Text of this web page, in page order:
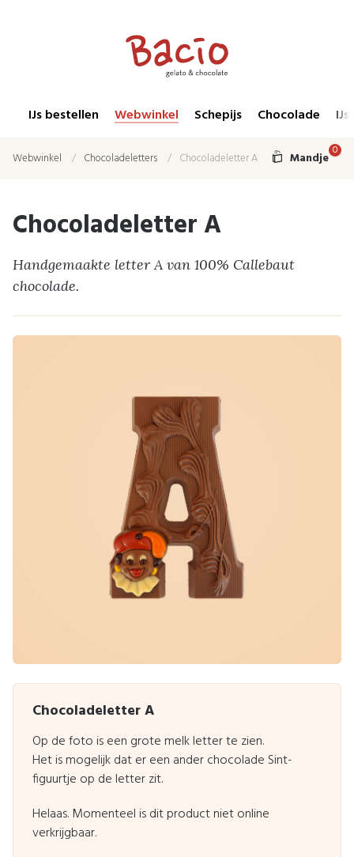
IJs bestellen Webwinkel Schepijs Chocolade
Webwinkel Chocoladeletters Chocoladeletter A Mandje 0
Chocoladeletter A
Handgemaakte letter A van 100% Callebaut
chocolade.
Chocoladeletter A
Op de foto is een grote melk letter te zien.
Het is mogelijk dat er een ander chocolade Sint-
figuurtje op de letter zit.
Helaas. Momenteel is dit product niet online
verkrijgbaar.